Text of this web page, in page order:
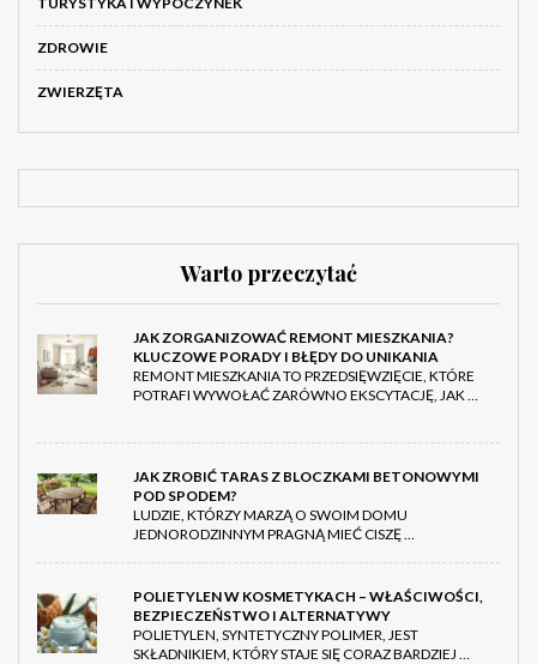
ZDROWIE
ZWIERZĘTA
Warto przeczytać
JAK ZORGANIZOWAĆ REMONT MIESZKANIA?
KLUCZOWE PORADY I BŁĘDY DO UNIKANIA
REMONT MIESZKANIA TO PRZEDSIĘWZIĘCIE, KTÓRE
POTRAFI WYWOŁAĆ ZARÓWNO EKSCYTACJĘ, JAK …
JAK ZROBIĆ TARAS Z BLOCZKAMI BETONOWYMI
POD SPODEM?
LUDZIE, KTÓRZY MARZĄ O SWOIM DOMU
JEDNORODZINNYM PRAGNĄ MIEĆ CISZĘ …
POLIETYLEN W KOSMETYKACH – WŁAŚCIWOŚCI,
BEZPIECZEŃSTWO I ALTERNATYWY
POLIETYLEN, SYNTETYCZNY POLIMER, JEST
SKŁADNIKIEM, KTÓRY STAJE SIĘ CORAZ BARDZIEJ …